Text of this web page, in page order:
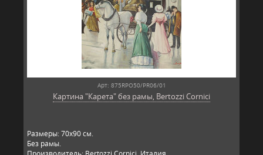
Арт: 875RPO50/PR06/01
Картина "Карета" без рамы, Bertozzi Cornici
Размеры: 70х90 см.
Без рамы.